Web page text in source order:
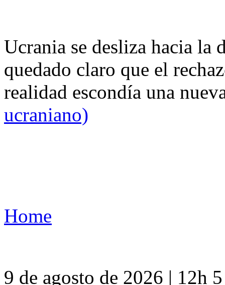
Ucrania se desliza hacia
quedado claro que el
realidad escondía una
ucraniano)
Home
9 de agosto de 2026 | 12h